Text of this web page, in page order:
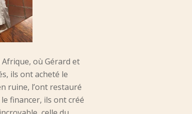
où Gérard et
ils ont acheté le
ruine, l’ont restauré
financer, ils ont créé